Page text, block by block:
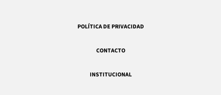
POLÍTICA DE PRIVACIDAD
CONTACTO
INSTITUCIONAL